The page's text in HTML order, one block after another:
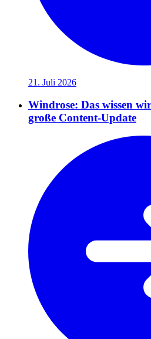
21. Juli 2026
Windrose: Das wissen
große Content-Update